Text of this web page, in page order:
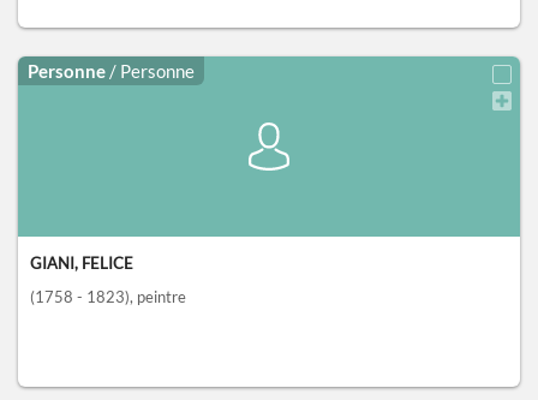
Personne / Personne
GIANI, FELICE
(1758 - 1823), peintre